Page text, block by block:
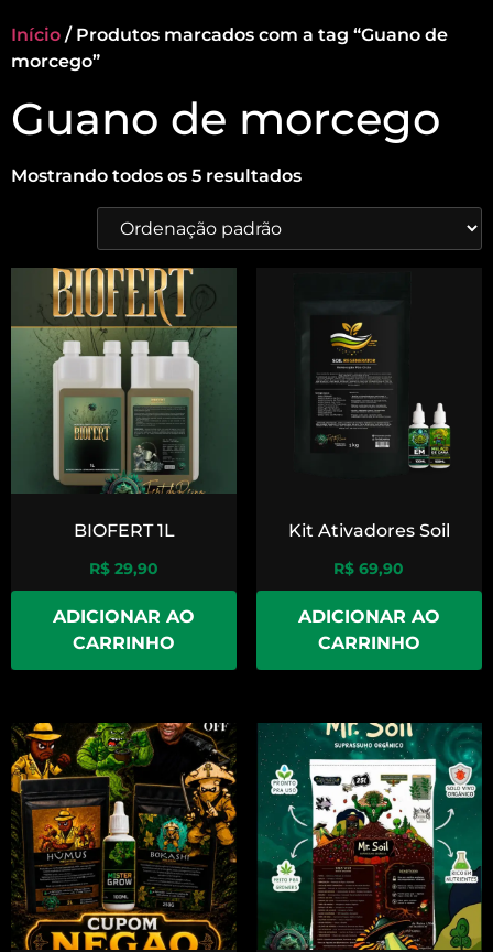
Início / Produtos marcados com a tag “Guano de
morcego”
Guano de morcego
Mostrando todos os 5 resultados
BIOFERT 1L
R$ 29,90
ADICIONAR AO
CARRINHO
Kit Ativadores Soil
R$ 69,90
ADICIONAR AO
CARRINHO